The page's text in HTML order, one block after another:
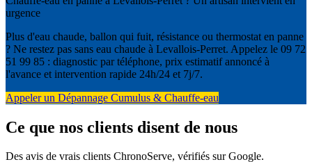
urgence
Plus d'eau chaude, ballon qui fuit, résistance ou thermostat en panne
? Ne restez pas sans eau chaude à Levallois-Perret. Appelez le 09 72
51 99 85 : diagnostic par téléphone, prix estimatif annoncé à
l'avance et intervention rapide 24h/24 et 7j/7.
Appeler un Dépannage Cumulus & Chauffe-eau
Ce que nos clients disent de nous
Des avis de vrais clients ChronoServe, vérifiés sur Google.